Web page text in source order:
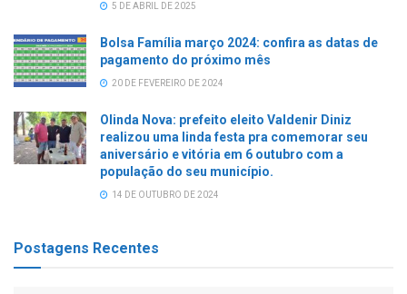
5 DE ABRIL DE 2025
Bolsa Família março 2024: confira as datas de
pagamento do próximo mês
20 DE FEVEREIRO DE 2024
Olinda Nova: prefeito eleito Valdenir Diniz
realizou uma linda festa pra comemorar seu
aniversário e vitória em 6 outubro com a
população do seu município.
14 DE OUTUBRO DE 2024
Postagens Recentes